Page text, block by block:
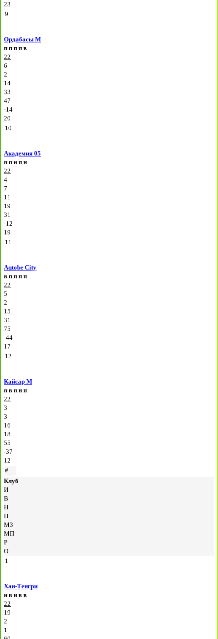
23
9
Ордабасы М
п п п п в
22
6
2
14
33
47
-14
20
10
Академия 05
п п н п н
22
4
7
11
19
31
-12
19
11
Aqtobe City
в п п п п
22
5
2
15
31
75
-44
17
12
Кайсар М
п в п н п
22
3
3
16
18
55
-37
12
#
Клуб
И
В
Н
П
МЗ
МП
Р
О
1
Хан-Тенгри
н в н в в
22
19
2
1